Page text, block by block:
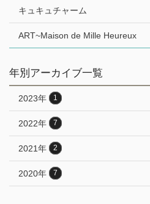
キュキュチャーム
ART~Maison de Mille Heureux
年別アーカイブ一覧
2023年 1
2022年 7
2021年 2
2020年 7